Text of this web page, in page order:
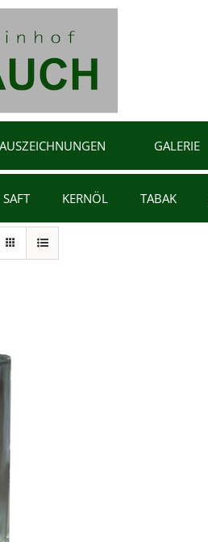
AUSZEICHNUNGEN GALERIE
SAFT KERNÖL TABAK